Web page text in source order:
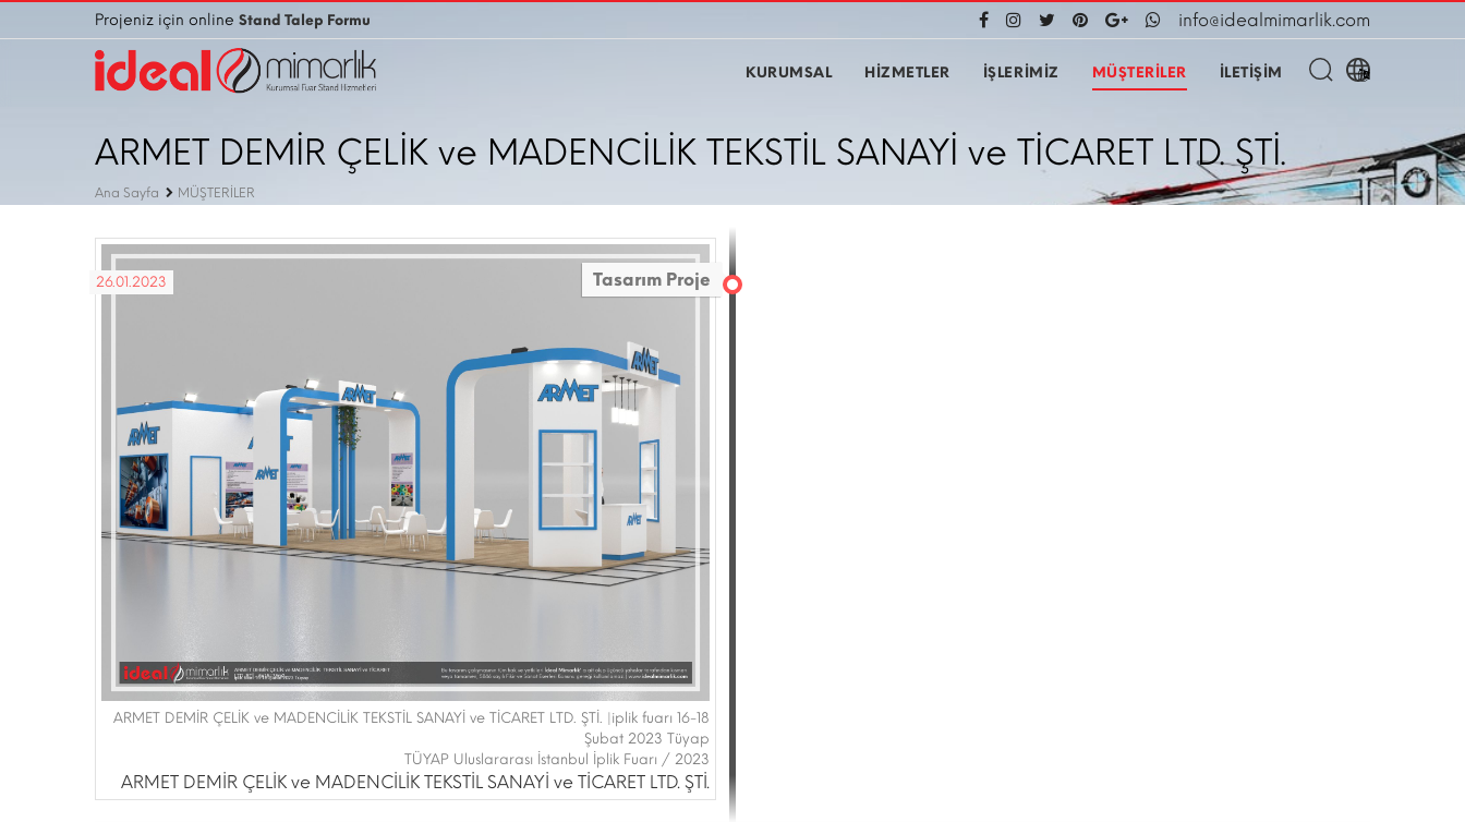
Projeniz için online Stand Talep Formu info@idealmimarlik.com
KURUMSAL HİZMETLER İŞLERİMİZ MÜŞTERİLER İLETİŞİM
ARMET DEMİR ÇELİK ve MADENCİLİK TEKSTİL SANAYİ ve TİCARET LTD. ŞTİ.
Ana Sayfa MÜŞTERİLER
Tasarım Proje
26.01.2023
ARMET DEMİR ÇELİK ve MADENCİLİK TEKSTİL SANAYİ ve TİCARET LTD. ŞTİ. |iplik fuarı 16-18
Şubat 2023 Tüyap
TÜYAP Uluslararası İstanbul İplik Fuarı / 2023
ARMET DEMİR ÇELİK ve MADENCİLİK TEKSTİL SANAYİ ve TİCARET LTD. ŞTİ.